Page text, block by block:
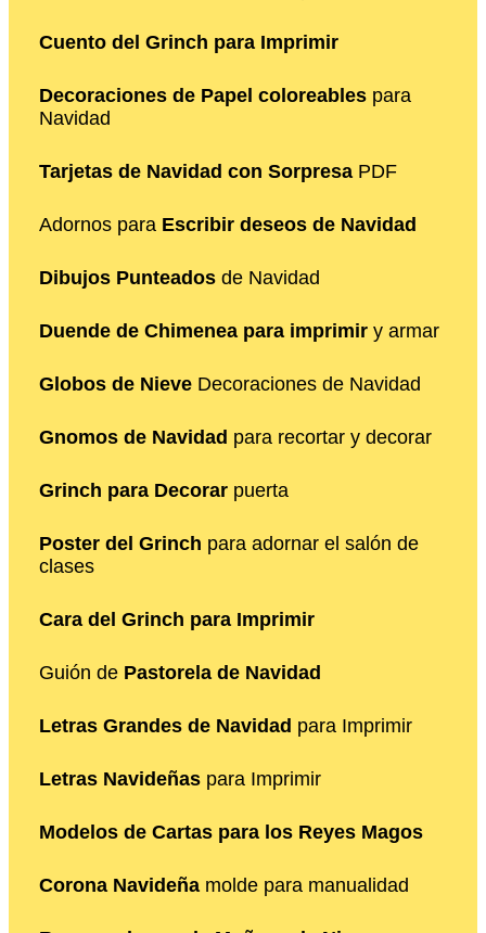
Cuento del Grinch para Imprimir
Decoraciones de Papel coloreables para
Navidad
Tarjetas de Navidad con Sorpresa PDF
Adornos para Escribir deseos de Navidad
Dibujos Punteados de Navidad
Duende de Chimenea para imprimir y armar
Globos de Nieve Decoraciones de Navidad
Gnomos de Navidad para recortar y decorar
Grinch para Decorar puerta
Poster del Grinch para adornar el salón de
clases
Cara del Grinch para Imprimir
Guión de Pastorela de Navidad
Letras Grandes de Navidad para Imprimir
Letras Navideñas para Imprimir
Modelos de Cartas para los Reyes Magos
Corona Navideña molde para manualidad